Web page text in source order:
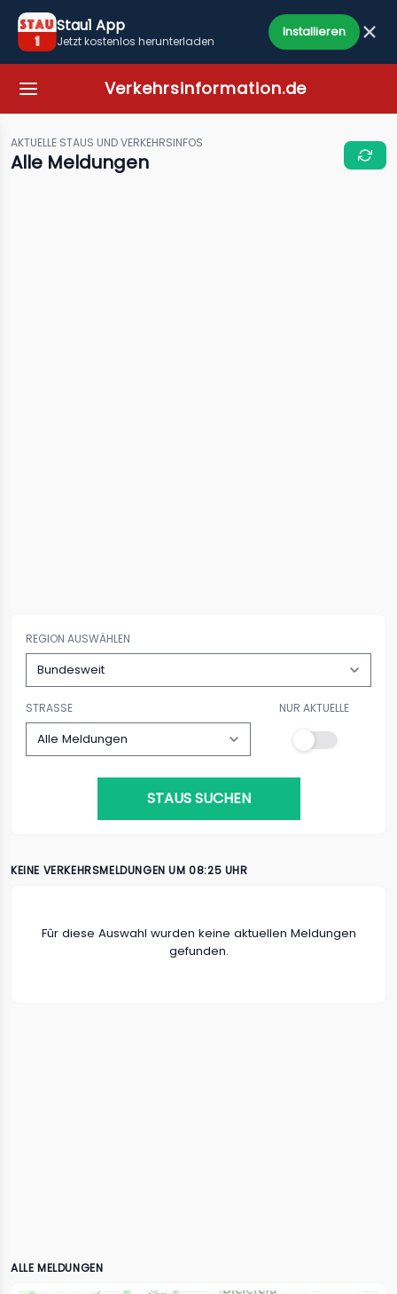
Stau1 App
Jetzt kostenlos herunterladen
Installieren
Verkehrsinformation.de
AKTUELLE STAUS UND VERKEHRSINFOS
Alle Meldungen
REGION AUSWÄHLEN
STRASSE NUR AKTUELLE
STAUS SUCHEN
KEINE VERKEHRSMELDUNGEN UM 08:25 UHR
Fûr diese Auswahl wurden keine aktuellen Meldungen
gefunden.
ALLE MELDUNGEN